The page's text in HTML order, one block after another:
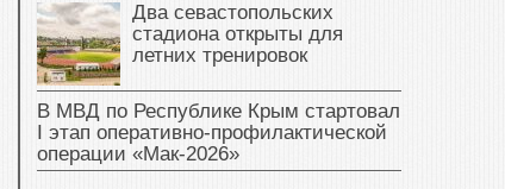
Два севастопольских
стадиона открыты для
летних тренировок
В МВД по Республике Крым стартовал
I этап оперативно‑профилактической
операции «Мак‑2026»